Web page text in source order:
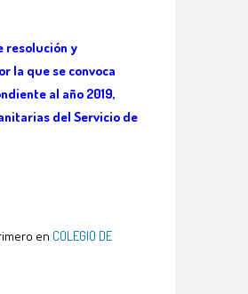
resolución y
la que se convoca
al año 2019,
del Servicio de
en COLEGIO DE